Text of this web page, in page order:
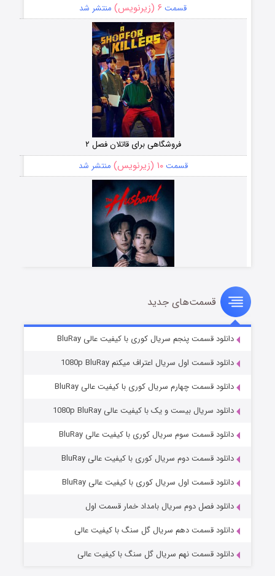
قسمت ۶ (زیرنویس) منتشر شد
فروشگاهی برای قاتلان فصل ۲
قسمت۱۰ (زیرنویس) منتشر شد
قسمت۸ (زیرنویس) منتشر شد
عملیات آپارتمان
قسمت۲ (زیرنویس) منتشر شد
قسمت‌های جدید
دانلود قسمت پنجم سریال کوری با کیفیت عالی BluRay
دانلود قسمت اول سریال اعتراف میکنم 1080p BluRay
دانلود قسمت چهارم سریال کوری با کیفیت عالی BluRay
دانلود سریال بیست و یک با کیفیت عالی 1080p BluRay
دانلود قسمت سوم سریال کوری با کیفیت عالی BluRay
دانلود قسمت دوم سریال کوری با کیفیت عالی BluRay
دانلود قسمت اول سریال کوری با کیفیت عالی BluRay
دانلود فصل دوم سریال بامداد خمار قسمت اول
دانلود قسمت دهم سریال گل سنگ با کیفیت عالی
دانلود قسمت نهم سریال گل سنگ با کیفیت عالی